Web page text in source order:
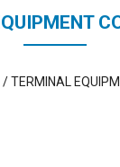
/TERMINAL